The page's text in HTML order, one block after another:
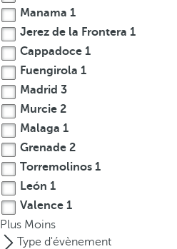
o
w
k
e
y
t
o
n
v
i
g
a
Manama 1
Jerez de la Frontera 1
Cappadoce 1
Fuengirola 1
Madrid 3
Murcie 2
Malaga 1
Grenade 2
Torremolinos 1
León 1
Valence 1
Plus Moins
Type d'évènement